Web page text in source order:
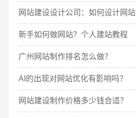
网站建设设计公司：如何设计网站
新手如何做网站？个人建站教程
广州网站制作排名怎么做？
AI的出现对网站优化有影响吗？
网站建设制作价格多少钱合适？